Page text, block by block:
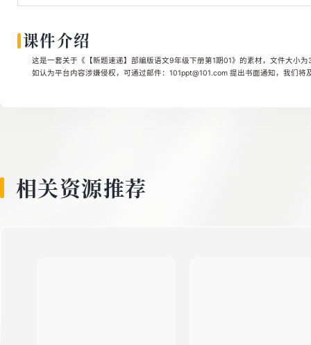
6
课件介绍
这是一套关于《【新题速递】部编版语文9年级下册第1期01》的素材，文件大小
如认为平台内容涉嫌侵权，可通过邮件：101ppt@101.com 提出书面通知，我们将
相关资源推荐